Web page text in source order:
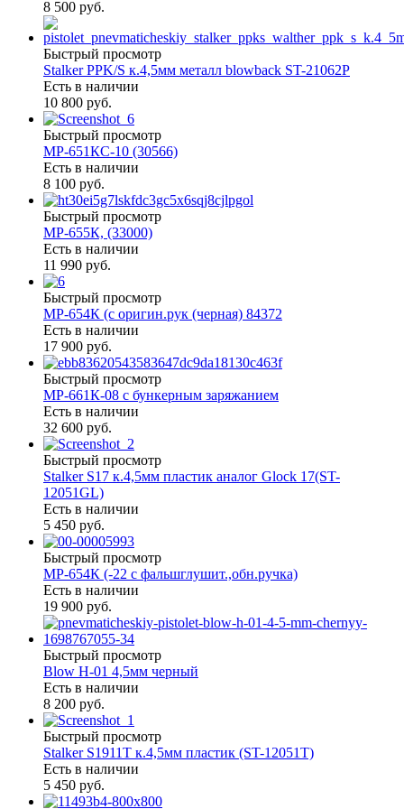
8 500 руб.
Быстрый просмотр
Stalker PPK/S к.4,5мм металл blowback ST-21062P
Есть в наличии
10 800 руб.
Быстрый просмотр
МР-651КС-10 (30566)
Есть в наличии
8 100 руб.
Быстрый просмотр
МР-655К, (33000)
Есть в наличии
11 990 руб.
Быстрый просмотр
МР-654К (с оригин.рук (черная) 84372
Есть в наличии
17 900 руб.
Быстрый просмотр
МР-661К-08 с бункерным заряжанием
Есть в наличии
32 600 руб.
Быстрый просмотр
Stalker S17 к.4,5мм пластик аналог Glock 17(ST-
12051GL)
Есть в наличии
5 450 руб.
Быстрый просмотр
МР-654К (-22 с фальшглушит.,обн.ручка)
Есть в наличии
19 900 руб.
Быстрый просмотр
Blow H-01 4,5мм черный
Есть в наличии
8 200 руб.
Быстрый просмотр
Stalker S1911T к.4,5мм пластик (ST-12051T)
Есть в наличии
5 450 руб.